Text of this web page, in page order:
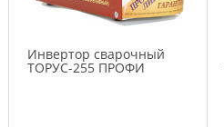
Инвертор сварочный
ТОРУС-255 ПРОФИ